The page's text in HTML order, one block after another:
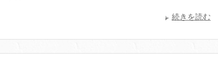
続きを読む